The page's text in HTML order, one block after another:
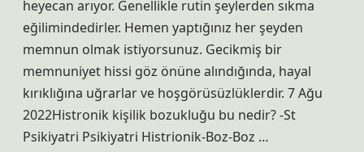
heyecan arıyor. Genellikle rutin şeylerden sıkma
eğilimindedirler. Hemen yaptığınız her şeyden
memnun olmak istiyorsunuz. Gecikmiş bir
memnuniyet hissi göz önüne alındığında, hayal
kırıklığına uğrarlar ve hoşgörüsüzlüklerdir. 7 Ağu
2022Histronik kişilik bozukluğu bu nedir? -St
Psikiyatri Psikiyatri Histrionik-Boz-Boz …